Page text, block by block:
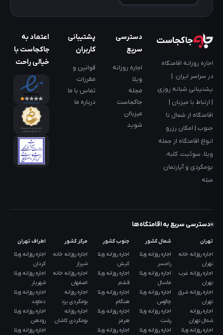
جاکجاست
اجاره روزانه اقامتگاه
در سراسر ایران. |
پشتیبانی شبانه روزی
| ارتباط با میزبان |
اقامتگاه از شمال تا
جنوب | امکان رزرو
انواع اقامتگاه از جمله
ویلا، سوئیت، کلبه،
بومگردی و آپارتمان
مبله
دسترسی
سریع
اجاره روزانه
ویلا
مجله
جاکجاست
میزباان
شوید
پشتیبانی
کاربران
قوانین و
مقررات
تماس با ما
درباره ما
اعتماد به
جاکجاست با
خیالی راحت
دسترسی سریع به اقامتگاه‌ها
تهران
اجاره روزانه خانه
تهران
اجاره روزانه غرب
تهران
اجاره روزانه شرق
تهران
اجاره روزانه
شمال تهران
اجاره روزانه ویلا
شمال کشور
اجاره روزانه ویلا
رامسر
اجاره روزانه ویلا
ماسال
اجاره روزانه ویلا
چالوس
اجاره روزانه ویلا
رشت
اجاره روزانه ویلا
جنوب کشور
اجاره روزانه ویلا
کیش
اجاره روزانه ویلا
قشم
اجاره روزانه ویلا
هنگام
اجاره روزانه ویلا
هرمز
اجاره روزانه ویلا
مرکز کشور
اجاره روزانه خانه
شیراز
اجاره روزانه خانه
اصفهان
اجاره روزانه
بومگردی یزد
اجاره روزانه
بومگردی کاشان
اطراف تهران
اجاره روزانه ویلا
کردان
اجاره روزانه ویلا
شهریار
اجاره روزانه ویلا
دماوند
اجاره روزانه ویلا
رودهن
اجاره روزانه ویلا